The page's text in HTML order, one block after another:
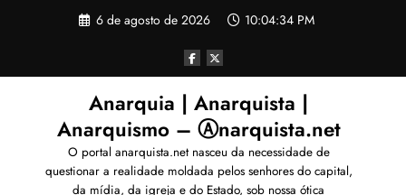
6 de agosto de 2026 10:04:37 PM
Anarquia | Anarquista |
Anarquismo – Ⓐnarquista.net
O portal anarquista.net nasceu da necessidade de
questionar a realidade moldada pelos senhores do capital,
da mídia, da igreja e do Estado, sob nossa ótica